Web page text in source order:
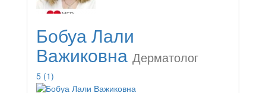
Бобуа Лали
Важиковна Дерматолог
5 (1)